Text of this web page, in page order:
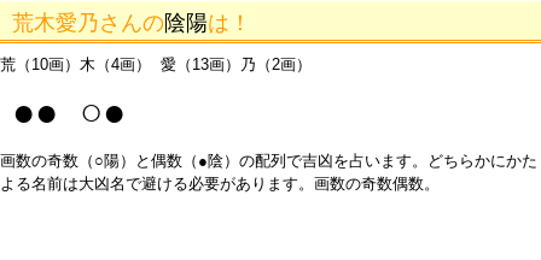
荒木愛乃さんの陰陽は！
荒（10画）木（4画） 愛（13画）乃（2画）
●● ○●
画数の奇数（○陽）と偶数（●陰）の配列で吉凶を占います。どちらかにかた
よる名前は大凶名で避ける必要があります。画数の奇数偶数。